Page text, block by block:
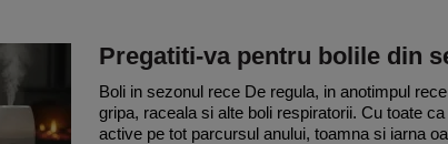
Pregatiti-va pentru bolile din
Boli in sezonul rece De regula, in anotimpul
gripa, raceala si alte boli respiratorii. Cu toate
active pe tot parcursul anului, toamna si iarna